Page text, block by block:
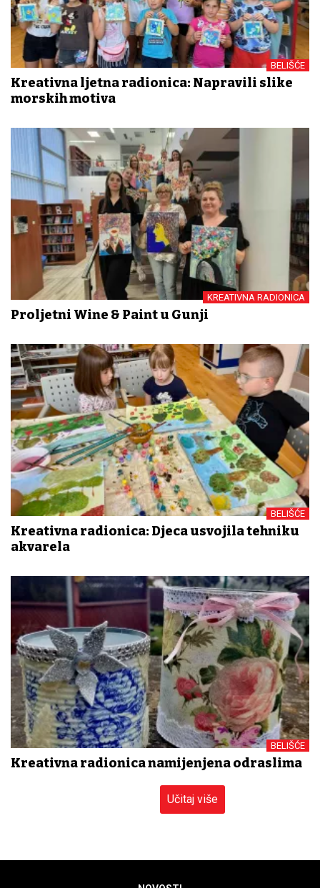
BELIŠĆE
Kreativna ljetna radionica: Napravili slike
morskih motiva
KREATIVNA RADIONICA
Proljetni Wine & Paint u Gunji
BELIŠĆE
Kreativna radionica: Djeca usvojila tehniku
akvarela
BELIŠĆE
Kreativna radionica namijenjena odraslima
Učitaj više